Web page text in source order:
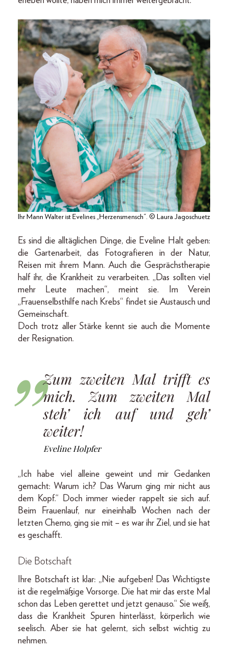
Ihr Mann Walter ist Evelines „Herzensmensch“. © Laura Jagoschuetz
Es sind die alltäglichen Dinge, die Eveline Halt geben:
die Gartenarbeit, das Fotografieren in der Natur,
Reisen mit ihrem Mann. Auch die Gesprächstherapie
half ihr, die Krankheit zu verarbeiten. „Das sollten viel
mehr Leute machen“, meint sie. Im Verein
„Frauenselbsthilfe nach Krebs“ findet sie Austausch und
Gemeinschaft.
Doch trotz aller Stärke kennt sie auch die Momente
der Resignation.
Zum zweiten Mal trifft es
mich. Zum zweiten Mal
steh’ ich auf und geh’
weiter!
Eveline Holpfer
„Ich habe viel alleine geweint und mir Gedanken
gemacht: Warum ich? Das Warum ging mir nicht aus
dem Kopf.“ Doch immer wieder rappelt sie sich auf.
Beim Frauenlauf, nur eineinhalb Wochen nach der
letzten Chemo, ging sie mit – es war ihr Ziel, und sie hat
es geschafft.
Die Botschaft
Ihre Botschaft ist klar: „Nie aufgeben! Das Wichtigste
ist die regelmäßige Vorsorge. Die hat mir das erste Mal
schon das Leben gerettet und jetzt genauso.“ Sie weiß,
dass die Krankheit Spuren hinterlässt, körperlich wie
seelisch. Aber sie hat gelernt, sich selbst wichtig zu
nehmen.